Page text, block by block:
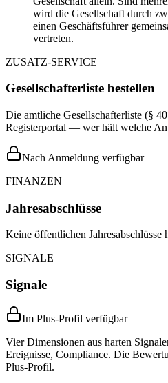
wird die Gesellschaft durch
einen Geschäftsführer
vertreten.
ZUSATZ-SERVICE
Gesellschafterliste bestellen
Die amtliche Gesellschafterliste (§
Registerportal — wer hält welche
Nach Anmeldung verfügbar
FINANZEN
Jahresabschlüsse
Keine öffentlichen Jahresabschlüsse
SIGNALE
Signale
Im Plus-Profil verfügbar
Vier Dimensionen aus harten
Ereignisse, Compliance. Die
Plus-Profil.